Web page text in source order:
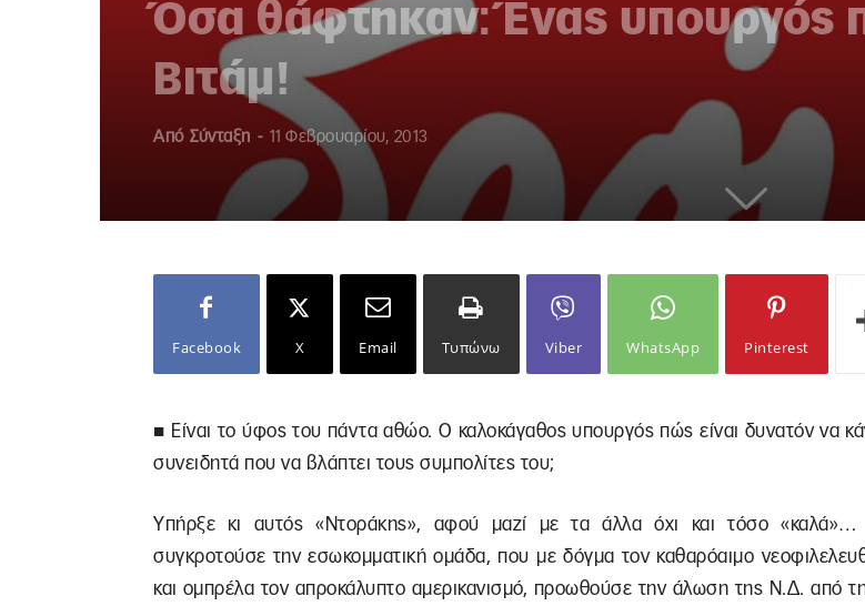
Όσα θάφτηκαν: Ένας υπουργός
Βιτάμ!
Από Σύνταξη - 11 Φεβρουαρίου, 2013
Facebook X Email Τυπώνω Viber WhatsApp Pinterest
■ Είναι το ύφος του πάντα αθώο. Ο καλοκάγαθος υπουργός πώς είναι δυνατόν να
συνειδητά που να βλάπτει τους συμπολίτες του;
Υπήρξε κι αυτός «Ντοράκης», αφού μαζί με τα άλλα όχι και τόσο «καλά»…
συγκροτούσε την εσωκομματική ομάδα, που με δόγμα τον καθαρόαιμο
και ομπρέλα τον απροκάλυπτο αμερικανισμό, προωθούσε την άλωση της Ν.Δ. από